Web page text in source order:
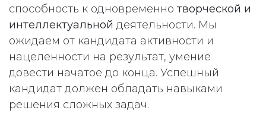
способность к одновременно творческой и
интеллектуальной деятельности. Мы
ожидаем от кандидата активности и
нацеленности на результат, умение
довести начатое до конца. Успешный
кандидат должен обладать навыками
решения сложных задач.